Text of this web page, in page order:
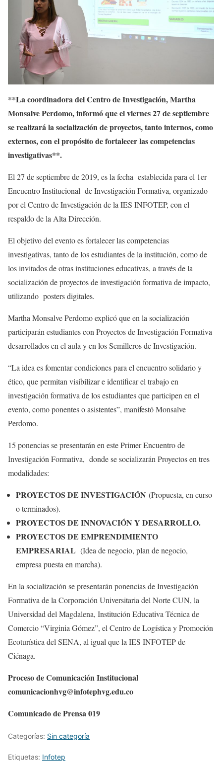
**La coordinadora del Centro de Investigación, Martha
Monsalve Perdomo, informó que el viernes 27 de septiembre
se realizará la socialización de proyectos, tanto internos, como
externos, con el propósito de fortalecer las competencias
investigativas**.
El 27 de septiembre de 2019, es la fecha establecida para el 1er
Encuentro Institucional de Investigación Formativa, organizado
por el Centro de Investigación de la IES INFOTEP, con el
respaldo de la Alta Dirección.
El objetivo del evento es fortalecer las competencias
investigativas, tanto de los estudiantes de la institución, como de
los invitados de otras instituciones educativas, a través de la
socialización de proyectos de investigación formativa de impacto,
utilizando posters digitales.
Martha Monsalve Perdomo explicó que en la socialización
participarán estudiantes con Proyectos de Investigación Formativa
desarrollados en el aula y en los Semilleros de Investigación.
“La idea es fomentar condiciones para el encuentro solidario y
ético, que permitan visibilizar e identificar el trabajo en
investigación formativa de los estudiantes que participen en el
evento, como ponentes o asistentes”, manifestó Monsalve
Perdomo.
15 ponencias se presentarán en este Primer Encuentro de
Investigación Formativa, donde se socializarán Proyectos en tres
modalidades:
PROYECTOS DE INVESTIGACIÓN (Propuesta, en curso
o terminados).
PROYECTOS DE INNOVACIÓN Y DESARROLLO.
PROYECTOS DE EMPRENDIMIENTO
EMPRESARIAL (Idea de negocio, plan de negocio,
empresa puesta en marcha).
En la socialización se presentarán ponencias de Investigación
Formativa de la Corporación Universitaria del Norte CUN, la
Universidad del Magdalena, Institución Educativa Técnica de
Comercio “Virginia Gómez”, el Centro de Logística y Promoción
Ecoturística del SENA, al igual que la IES INFOTEP de
Ciénaga.
Proceso de Comunicación Institucional
comunicacionhvg@infotephvg.edu.co
Comunicado de Prensa 019
Categorías: Sin categoría
Etiquetas: Infotep